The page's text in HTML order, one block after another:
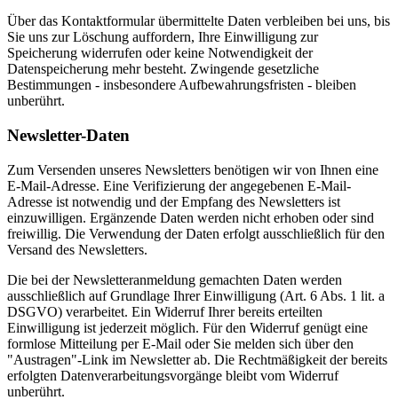
Über das Kontaktformular übermittelte Daten verbleiben bei uns, bis
Sie uns zur Löschung auffordern, Ihre Einwilligung zur
Speicherung widerrufen oder keine Notwendigkeit der
Datenspeicherung mehr besteht. Zwingende gesetzliche
Bestimmungen - insbesondere Aufbewahrungsfristen - bleiben
unberührt.
Newsletter-Daten
Zum Versenden unseres Newsletters benötigen wir von Ihnen eine
E-Mail-Adresse. Eine Verifizierung der angegebenen E-Mail-
Adresse ist notwendig und der Empfang des Newsletters ist
einzuwilligen. Ergänzende Daten werden nicht erhoben oder sind
freiwillig. Die Verwendung der Daten erfolgt ausschließlich für den
Versand des Newsletters.
Die bei der Newsletteranmeldung gemachten Daten werden
ausschließlich auf Grundlage Ihrer Einwilligung (Art. 6 Abs. 1 lit. a
DSGVO) verarbeitet. Ein Widerruf Ihrer bereits erteilten
Einwilligung ist jederzeit möglich. Für den Widerruf genügt eine
formlose Mitteilung per E-Mail oder Sie melden sich über den
"Austragen"-Link im Newsletter ab. Die Rechtmäßigkeit der bereits
erfolgten Datenverarbeitungsvorgänge bleibt vom Widerruf
unberührt.